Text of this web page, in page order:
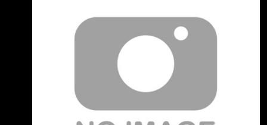
布後受到粉絲及悍將家人好評，球團公布聯名主
題特別新增8月21、26、27 日，一共5場比賽，
悍將們將穿上《進擊的巨人》聯名主題球衣，一
起齊心捍衛新莊城堡 「獻出你的心臟吧！」 悍
將在主題日期間將穿上與《進擊的巨人》聯名主
題球衣，主題球衣結合調查兵團元素， 也是悍
將隊史首次穿上全套黑色球衣，帥氣程度爆表。